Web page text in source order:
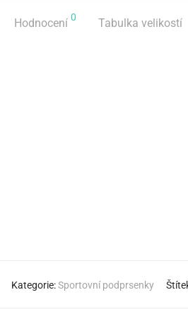
Hodnocení 0 Tabulka velikostí
Kategorie:Sportovní podprsenky